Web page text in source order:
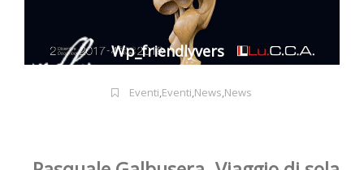
Wp_friendlyvers
Eventi Eventi News News